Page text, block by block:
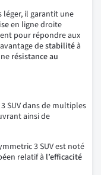
léger, il garantit une
en ligne droite
pour répondre aux
destabilitéà
résistance au
SUV dans de multiples
ainsi de
3 SUV est noté
relatif à l’efficacité